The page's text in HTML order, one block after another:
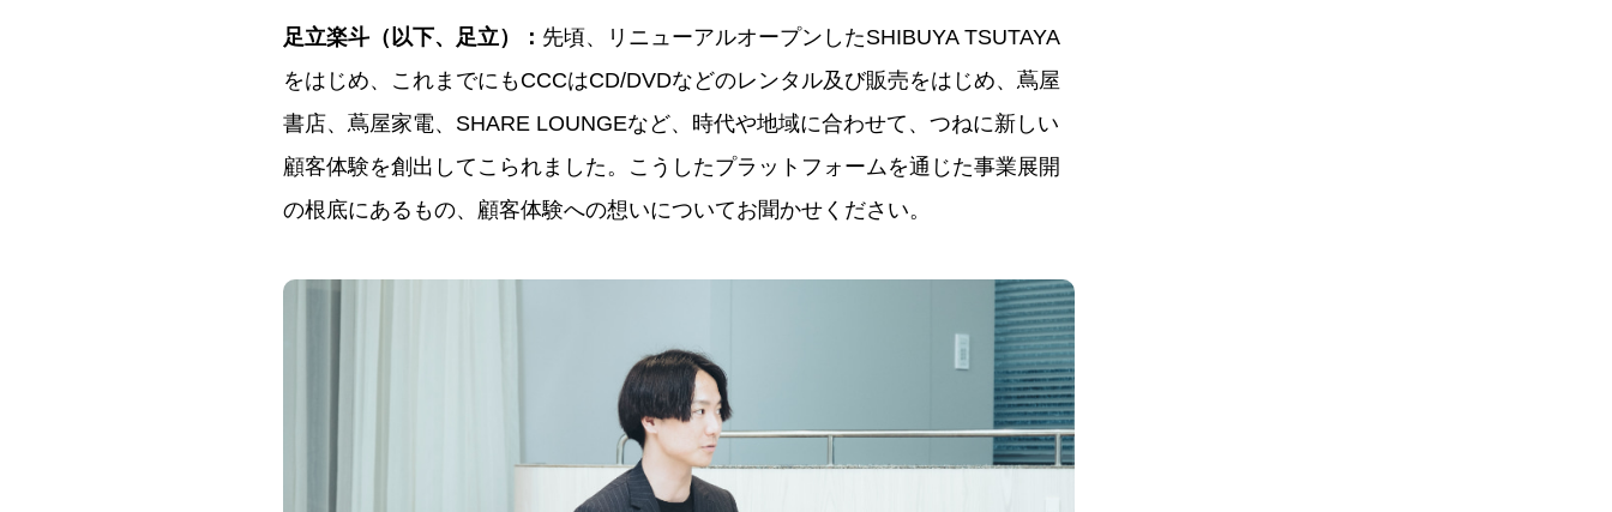
足立楽斗（以下、足立）： 先頃、リニューアルオープンしたSHIBUYA TSUTAYA
をはじめ、これまでにもCCCはCD/DVDなどのレンタル及び販売をはじめ、蔦屋
書店、蔦屋家電、SHARE LOUNGEなど、時代や地域に合わせて、つねに新しい
顧客体験を創出してこられました。こうしたプラットフォームを通じた事業展開
の根底にあるもの、顧客体験への想いについてお聞かせください。